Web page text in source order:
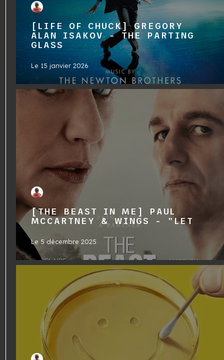
[LIFE OF CHUCK] GREGORY
ALAN ISAKOV - THE PARTING
GLASS
Le 15 janvier 2026
[THE BEAST IN ME] PAUL
MCCARTNEY & WINGS - "LET
Le 5 décembre 2025